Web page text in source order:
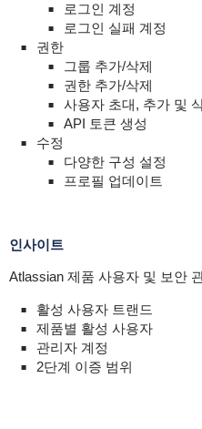
로그인 계정
로그인 실패 계정
권한
그룹 추가/삭제
권한 추가/삭제
사용자 초대, 추가 및
API 토큰 생성
수정
다양한 구성 설정
프로필 업데이트
인사이트
Atlassian 제품 사용자 및 보안
활성 사용자 트랜드
제품별 활성 사용자
관리자 계정
2단계 이증 범위